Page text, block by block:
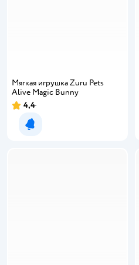
Мягкая игрушка Zuru Pets
Alive Magic Bunny
4,4
Уведомить о появлении